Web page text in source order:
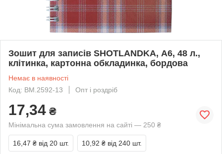
Зошит для записів SHOTLANDKA, А6, 48 л.,
клітинка, картонна обкладинка, бордова
Немає в наявності
Код: BM.2592-13
Опт і роздріб
17,34 ₴
Мінімальна сума замовлення на сайті — 250 ₴
16,47 ₴ від 20 шт. 10,92 ₴ від 240 шт.